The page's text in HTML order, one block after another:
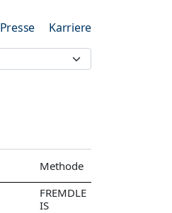
Presse Karriere
Methode
FREMDLE
IS